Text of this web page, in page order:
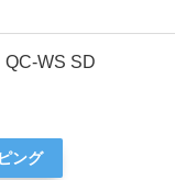
QC-WS SD
ング